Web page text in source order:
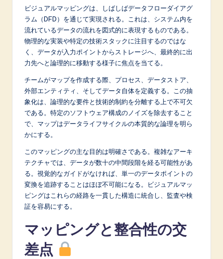
w
o
ti
o
ビジュアルマッピングは、しばしばデータフローダイアグ
ラム（DFD）を通じて実現される。これは、システム内を
流れているデータの流れを図式的に表現するものである。
物理的な実装や特定の技術スタックに注目するのではな
く、データが入力ポイントからストレージへ、最終的に出
力先へと論理的に移動する様子に焦点を当てる。
チームがマップを作成する際、プロセス、データストア、
外部エンティティ、そしてデータ自体を定義する。この抽
象化は、論理的な要件と技術的制約を分離する上で不可欠
である。特定のソフトウェア構成のノイズを除去すること
で、マップはデータライフサイクルの本質的な論理を明ら
かにする。
このマッピングの主な目的は明確さである。複雑なアーキ
テクチャでは、データが数十の中間段階を経る可能性があ
る。視覚的なガイドがなければ、単一のデータポイントの
変換を追跡することはほぼ不可能になる。ビジュアルマッ
ピングはこれらの経路を一貫した構造に統合し、監査や検
証を容易にする。
マッピングと整合性の交
差点